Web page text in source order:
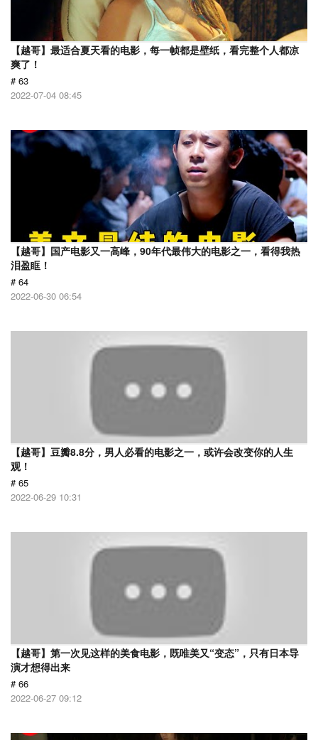
【越哥】最适合夏天看的电影，每一帧都是壁纸，看完整个人都凉
爽了！
# 63
2022-07-04 08:45
【越哥】国产电影又一高峰，90年代最伟大的电影之一，看得我热
泪盈眶！
# 64
2022-06-30 06:54
【越哥】豆瓣8.8分，男人必看的电影之一，或许会改变你的人生
观！
# 65
2022-06-29 10:31
【越哥】第一次见这样的美食电影，既唯美又“变态”，只有日本导
演才想得出来
# 66
2022-06-27 09:12